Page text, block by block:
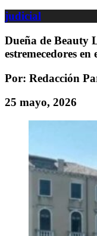
judicial
Dueña de Beauty
estremecedores
Por: Redacción
25 mayo, 2026